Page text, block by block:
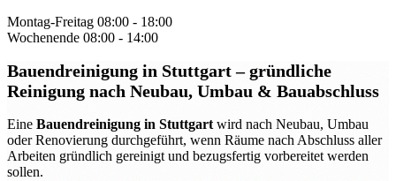
Montag-Freitag 08:00 - 18:00
Wochenende 08:00 - 14:00
Bauendreinigung in Stuttgart– gründliche
Reinigung nach Neubau, Umbau & Bauabschluss
Eine Bauendreinigung in Stuttgart wird nach Neubau, Umbau
oder Renovierung durchgeführt, wenn Räume nach Abschluss aller
Arbeiten gründlich gereinigt und bezugsfertig vorbereitet werden
sollen.